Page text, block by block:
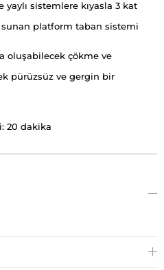
sistemlere kıyasla 3 kat
platform taban sistemi
oluşabilecek çökme ve
pürüzsüz ve gergin bir
20 dakika